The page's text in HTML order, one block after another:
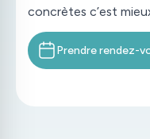
concrètes c’est
Prendre rendez-